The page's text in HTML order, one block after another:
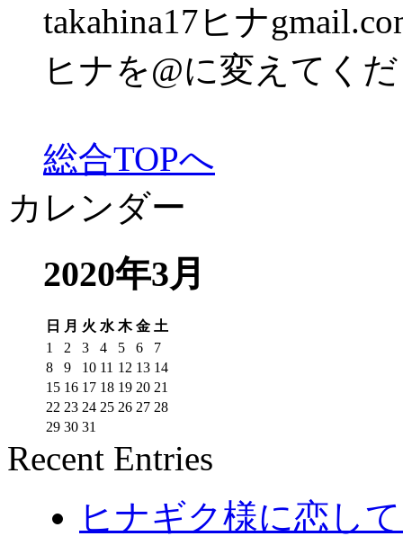
takahina17ヒナ
ヒナを@に変えてく
総合TOPへ
カレンダー
2020年3月
日 月 火 水 木 金 土
1
2 3 4 5 6
7
8
9 10 11 12 13 14
15 16 17 18 19 20 21
22 23 24 25 26 27 28
29 30 31
Recent Entries
ヒナギク様に恋し